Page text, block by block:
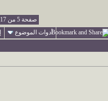
صفحة 5 من 117
أدوات الموضوع